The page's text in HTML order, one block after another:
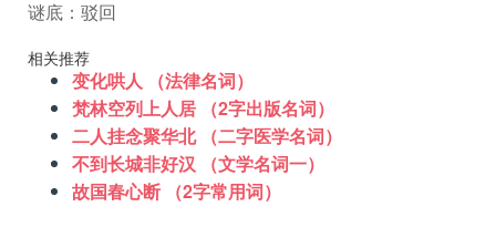
谜底：驳回
相关推荐
变化哄人 （法律名词）
梵林空列上人居 （2字出版名词）
二人挂念聚华北 （二字医学名词）
不到长城非好汉 （文学名词一）
故国春心断 （2字常用词）